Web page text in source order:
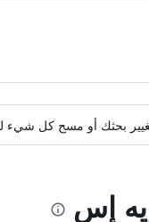
بحثك أو مسح كل شيء
إس